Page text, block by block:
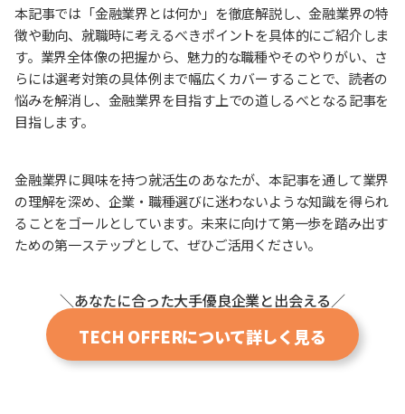
本記事では「金融業界とは何か」を徹底解説し、金融業界の特
徴や動向、就職時に考えるべきポイントを具体的にご紹介しま
す。業界全体像の把握から、魅力的な職種やそのやりがい、さ
らには選考対策の具体例まで幅広くカバーすることで、読者の
悩みを解消し、金融業界を目指す上での道しるべとなる記事を
目指します。
金融業界に興味を持つ就活生のあなたが、本記事を通して業界
の理解を深め、企業・職種選びに迷わないような知識を得られ
ることをゴールとしています。未来に向けて第一歩を踏み出す
ための第一ステップとして、ぜひご活用ください。
＼あなたに合った大手優良企業と出会える／
TECH OFFERについて詳しく見る